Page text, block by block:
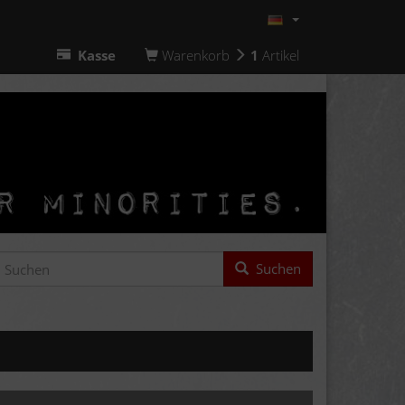
Kasse Warenkorb 1 Artikel
Suchen